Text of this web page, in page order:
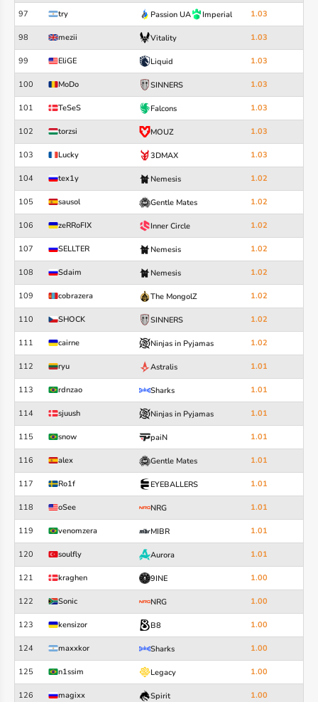
97 try Passion UA Imperial 1.03
98 mezii Vitality 1.03
99 EliGE Liquid 1.03
100 MoDo SINNERS 1.03
101 TeSeS Falcons 1.03
102 torzsi MOUZ 1.03
103 Lucky 3DMAX 1.03
104 tex1y Nemesis 1.02
105 sausol Gentle Mates 1.02
106 zeRRoFIX Inner Circle 1.02
107 SELLTER Nemesis 1.02
108 Sdaim Nemesis 1.02
109 cobrazera The MongolZ 1.02
110 SHOCK SINNERS 1.02
111 cairne Ninjas in Pyjamas 1.02
112 ryu Astralis 1.01
113 rdnzao Sharks 1.01
114 sjuush Ninjas in Pyjamas 1.01
115 snow paiN 1.01
116 alex Gentle Mates 1.01
117 Ro1f EYEBALLERS 1.01
118 oSee NRG 1.01
119 venomzera MIBR 1.01
120 soulfly Aurora 1.01
121 kraghen 9INE 1.00
122 Sonic NRG 1.00
123 kensizor B8 1.00
124 maxxkor Sharks 1.00
125 n1ssim Legacy 1.00
126 magixx Spirit 1.00